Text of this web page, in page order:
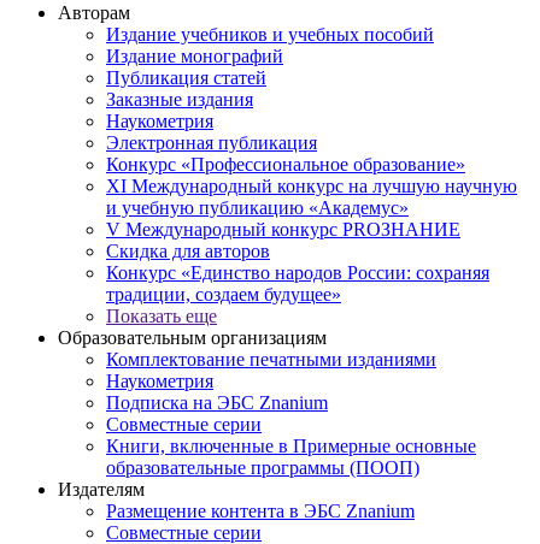
Авторам
Издание учебников и учебных пособий
Издание монографий
Публикация статей
Заказные издания
Наукометрия
Электронная публикация
Конкурс «Профессиональное образование»
XI Международный конкурс на лучшую научную
и учебную публикацию «Академус»
V Международный конкурс PROЗНАНИЕ
Скидка для авторов
Конкурс «Единство народов России: сохраняя
традиции, создаем будущее»
Показать еще
Образовательным организациям
Комплектование печатными изданиями
Наукометрия
Подписка на ЭБС Znanium
Совместные серии
Книги, включенные в Примерные основные
образовательные программы (ПООП)
Издателям
Размещение контента в ЭБС Znanium
Совместные серии